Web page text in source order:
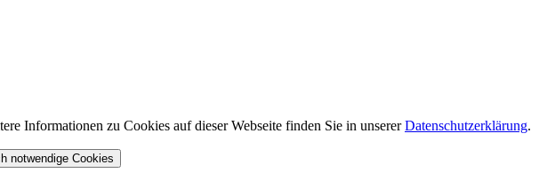
Informationen zu Cookies auf dieser Webseite finden Sie in unsererDatenschutzerklärung.
notwendige Cookies